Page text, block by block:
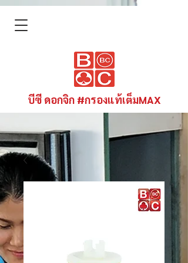
บีซี ดอกจิก #กรองแท้เต็มMAX